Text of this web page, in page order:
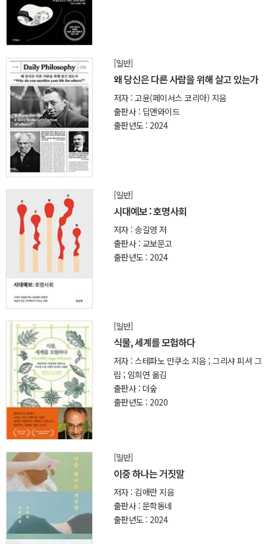
[일반]
왜 당신은 다른 사람을 위해 살고 있는가
저자 : 고윤(페이서스 코리아) 지음
출판사 : 딥앤와이드
출판년도 : 2024
[일반]
시대예보 : 호명사회
저자 : 송길영 저
출판사 : 교보문고
출판년도 : 2024
[일반]
식물, 세계를 모험하다
저자 : 스테파노 만쿠소 지음 ; 그리샤 피셔 그
림 ; 임희연 옮김
출판사 : 더숲
출판년도 : 2020
[일반]
이중 하나는 거짓말
저자 : 김애란 지음
출판사 : 문학동네
출판년도 : 2024